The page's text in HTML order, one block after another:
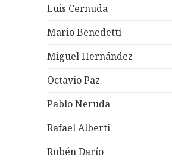
Luis Cernuda
Mario Benedetti
Miguel Hernández
Octavio Paz
Pablo Neruda
Rafael Alberti
Rubén Darío